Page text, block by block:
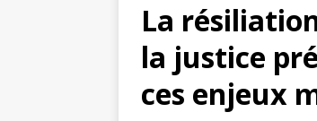
La
la justice
ces enjeux